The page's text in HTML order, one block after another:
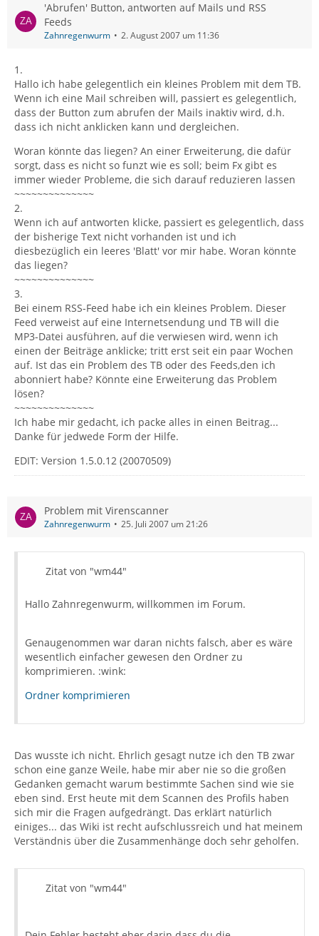
'Abrufen' Button, antworten auf Mails und RSS
Feeds
Zahnregenwurm 2. August 2007 um 11:36
1.
Hallo ich habe gelegentlich ein kleines Problem mit dem TB.
Wenn ich eine Mail schreiben will, passiert es gelegentlich,
dass der Button zum abrufen der Mails inaktiv wird, d.h.
dass ich nicht anklicken kann und dergleichen.
Woran könnte das liegen? An einer Erweiterung, die dafür
sorgt, dass es nicht so funzt wie es soll; beim Fx gibt es
immer wieder Probleme, die sich darauf reduzieren lassen
~~~~~~~~~~~~~~
2.
Wenn ich auf antworten klicke, passiert es gelegentlich, dass
der bisherige Text nicht vorhanden ist und ich
diesbezüglich ein leeres 'Blatt' vor mir habe. Woran könnte
das liegen?
~~~~~~~~~~~~~~
3.
Bei einem RSS-Feed habe ich ein kleines Problem. Dieser
Feed verweist auf eine Internetsendung und TB will die
MP3-Datei ausführen, auf die verwiesen wird, wenn ich
einen der Beiträge anklicke; tritt erst seit ein paar Wochen
auf. Ist das ein Problem des TB oder des Feeds,den ich
abonniert habe? Könnte eine Erweiterung das Problem
lösen?
~~~~~~~~~~~~~~
Ich habe mir gedacht, ich packe alles in einen Beitrag...
Danke für jedwede Form der Hilfe.
EDIT: Version 1.5.0.12 (20070509)
Problem mit Virenscanner
Zahnregenwurm 25. Juli 2007 um 21:26
Zitat von "wm44"
Hallo Zahnregenwurm, willkommen im Forum.
Genaugenommen war daran nichts falsch, aber es wäre
wesentlich einfacher gewesen den Ordner zu
komprimieren. :wink:
Ordner komprimieren
Das wusste ich nicht. Ehrlich gesagt nutze ich den TB zwar
schon eine ganze Weile, habe mir aber nie so die großen
Gedanken gemacht warum bestimmte Sachen sind wie sie
eben sind. Erst heute mit dem Scannen des Profils haben
sich mir die Fragen aufgedrängt. Das erklärt natürlich
einiges... das Wiki ist recht aufschlussreich und hat meinem
Verständnis über die Zusammenhänge doch sehr geholfen.
Zitat von "wm44"